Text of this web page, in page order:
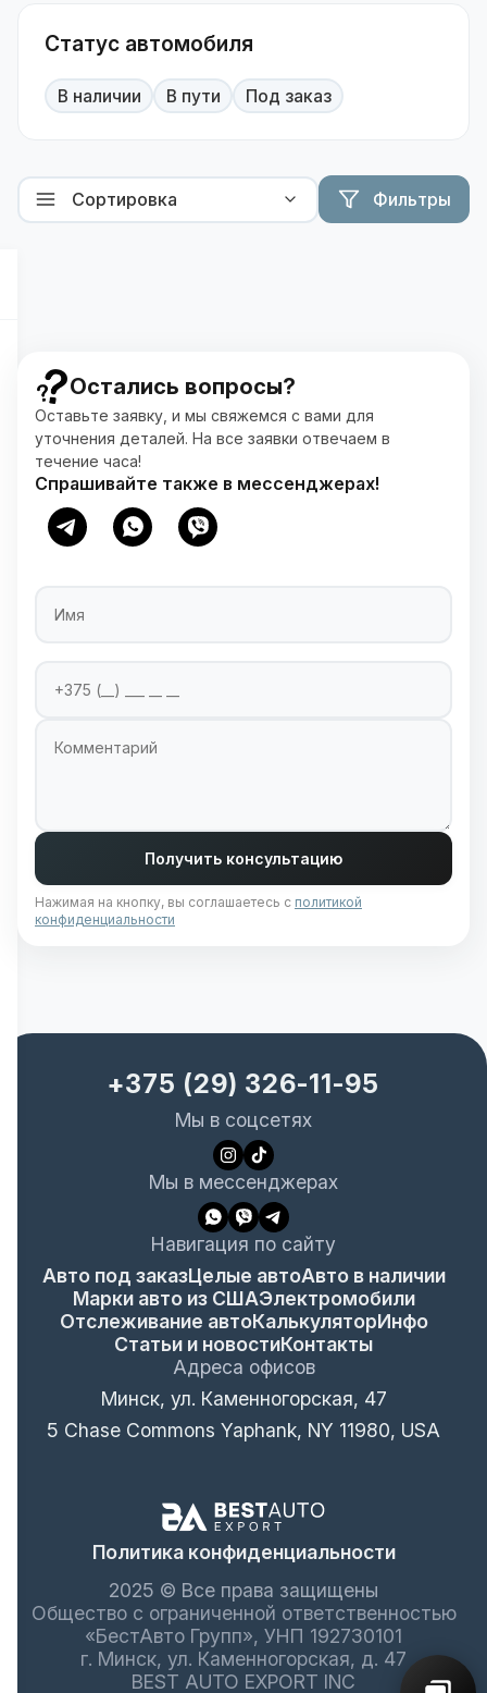
Статус автомобиля
В наличии В пути Под заказ
Фильтры
Остались вопросы?
Оставьте заявку, и мы свяжемся с вами для
уточнения деталей. На все заявки отвечаем в
течение часа!
Спрашивайте также в мессенджерах!
Получить консультацию
Нажимая на кнопку, вы соглашаетесь с политикой
конфиденциальности
+375 (29) 326-11-95
Мы в соцсетях
Мы в мессенджерах
Навигация по сайту
Авто под заказЦелые автоАвто в наличии
Марки авто из СШАЭлектромобили
Отслеживание автоКалькуляторИнфо
Статьи и новостиКонтакты
Адреса офисов
Минск, ул. Каменногорская, 47
5 Chase Commons Yaphank, NY 11980, USA
Политика конфиденциальности
2025 © Все права защищены
Общество с ограниченной ответственностью
«БестАвто Групп», УНП 192730101
г. Минск, ул. Каменногорская, д. 47
BEST AUTO EXPORT INC